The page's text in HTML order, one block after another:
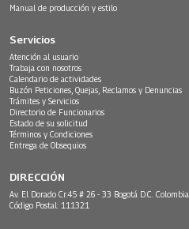
Manual de producción y estilo
Servicios
Atención al usuario
Trabaja con nosotros
Calendario de actividades
Buzón Peticiones, Quejas, Reclamos y Denuncias
Trámites y Servicios
Directorio de Funcionarios
Estado de su solicitud
Términos y Condiciones
Entrega de Obsequios
DIRECCIÓN
Av. El Dorado Cr.45 # 26 - 33 Bogotá D.C. Colombia.
Código Postal: 111321